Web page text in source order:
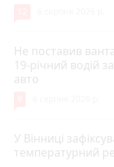
Не поставив
19-річний водій
авто
У Вінниці
температурний